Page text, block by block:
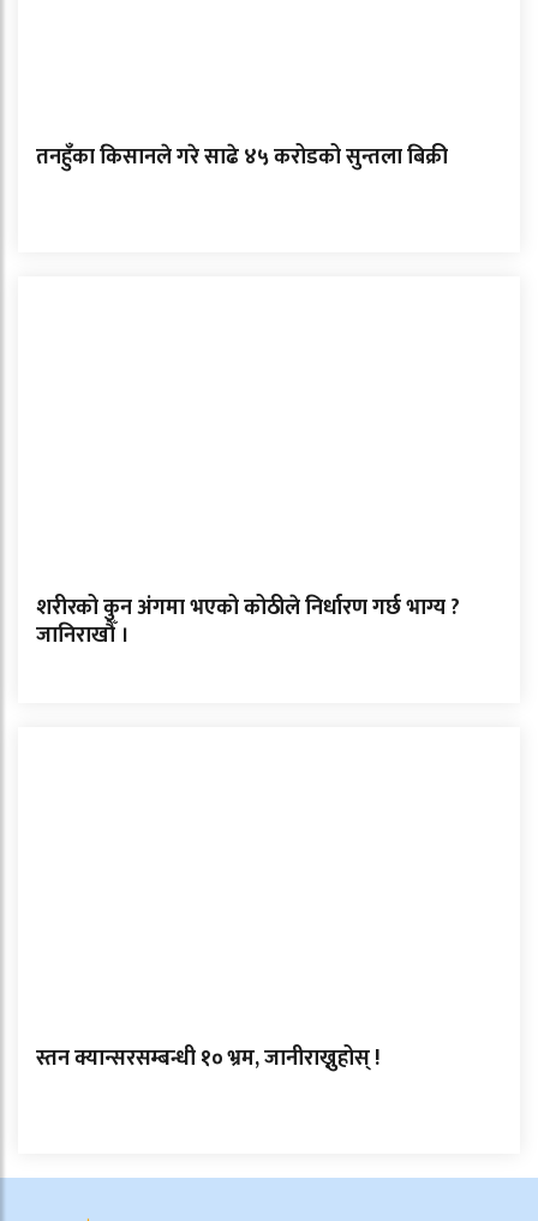
तनहुँका किसानले गरे साढे ४५ करोडको सुन्तला बिक्री
शरीरको कुन अंगमा भएको कोठीले निर्धारण गर्छ भाग्य ?
जानिराखौँ ।
स्तन क्यान्सरसम्बन्धी १० भ्रम, जानीराख्नुहोस् !